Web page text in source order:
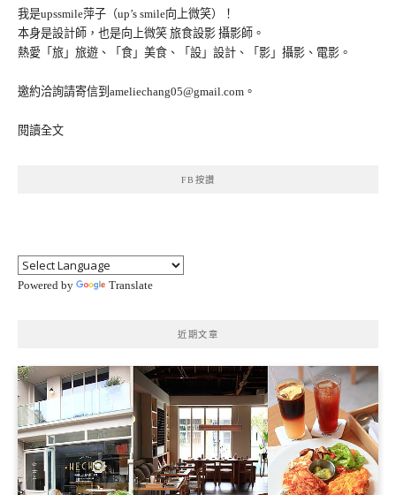
我是upssmile萍子（up’s smile向上微笑）！
本身是設計師，也是向上微笑 旅食設影 攝影師。
熱愛「旅」旅遊、「食」美食、「設」設計、「影」攝影、電影。
邀約洽詢請寄信到ameliechang05@gmail.com。
閱讀全文
FB按讚
Powered by Translate
近期文章